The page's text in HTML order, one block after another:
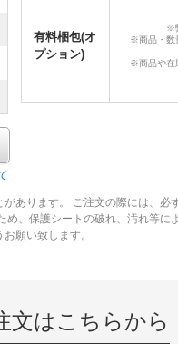
有料梱包(オ
プション)
※
※商品・数
※商品や在
あります。 ご注文の際には、必
、保護シートの破れ、汚れ等に
願い致します。
文はこちらから